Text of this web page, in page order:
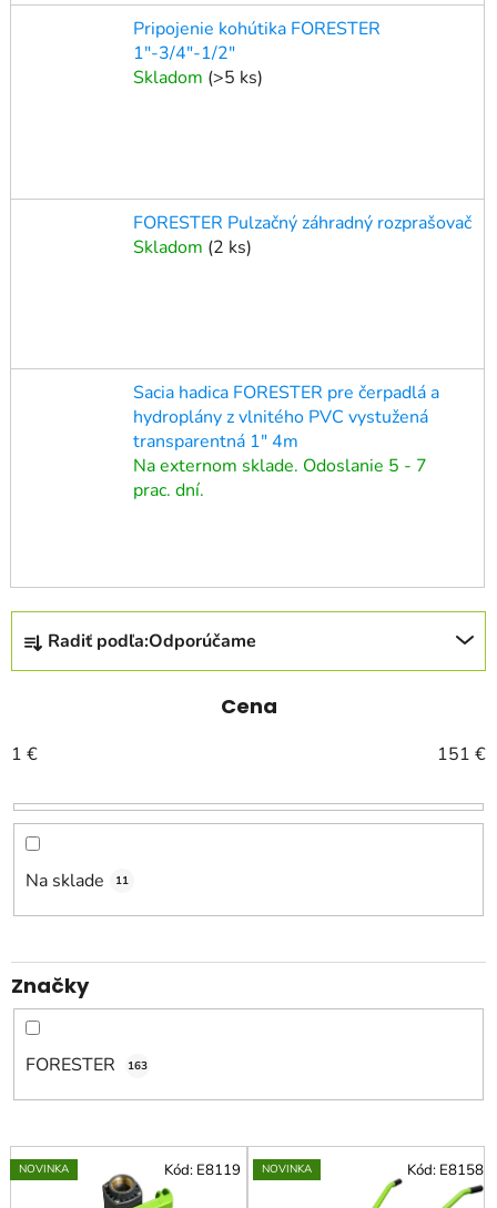
Pripojenie kohútika FORESTER
1"-3/4"-1/2"
Skladom (>5 ks)
FORESTER Pulzačný záhradný rozprašovač
Skladom (2 ks)
Sacia hadica FORESTER pre čerpadlá a
hydroplány z vlnitého PVC vystužená
transparentná 1" 4m
Na externom sklade. Odoslanie 5 - 7
prac. dní.
R
a
d
n
i
e
p
o
d
k
t
o
Radiť podľa:Odporúčame
Cena
1 € 151 €
Na sklade 11
Značky
FORESTER 163
V
ýNOVINKA Kód: E8119 NOVINKA Kód: E8158